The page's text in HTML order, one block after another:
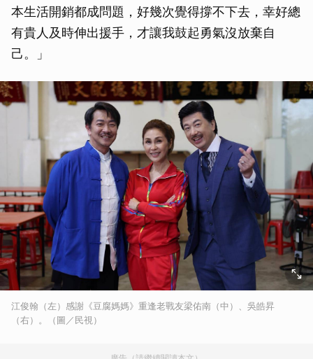
本生活開銷都成問題，好幾次覺得撐不下去，幸好總
有貴人及時伸出援手，才讓我鼓起勇氣沒放棄自
己。」
江俊翰（左）感謝《豆腐媽媽》重逢老戰友梁佑南（中）、吳皓昇
（右）。（圖／民視）